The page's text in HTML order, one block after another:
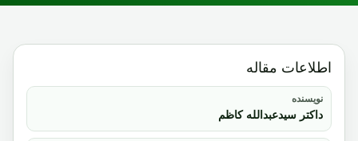
اطلاعات مقاله
نویسنده
داکتر سیدعبدالله کاظم